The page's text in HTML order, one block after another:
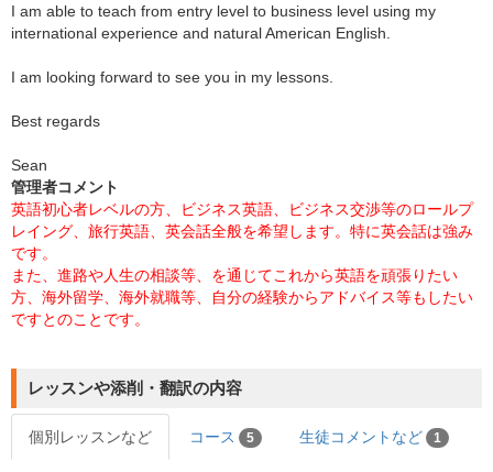
I am able to teach from entry level to business level using my
international experience and natural American English.
I am looking forward to see you in my lessons.
Best regards
Sean
管理者コメント
英語初心者レベルの方、ビジネス英語、ビジネス交渉等のロールプ
レイング、旅行英語、英会話全般を希望します。特に英会話は強み
です。
また、進路や人生の相談等、を通じてこれから英語を頑張りたい
方、海外留学、海外就職等、自分の経験からアドバイス等もしたい
ですとのことです。
レッスンや添削・翻訳の内容
個別レッスンなど コース 5 生徒コメントなど 1